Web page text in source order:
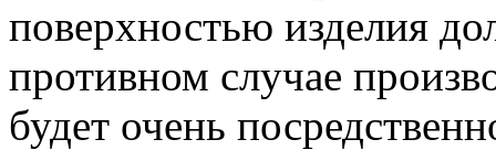
поверхностью изделия
противном случае
будет очень